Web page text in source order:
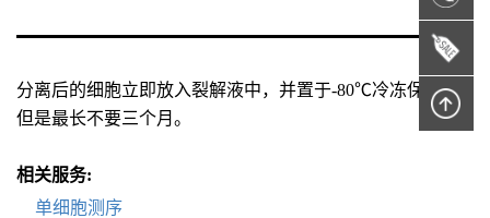
分离后的细胞立即放入裂解液中，并置于-80℃冷冻保存，
但是最长不要三个月。
相关服务:
单细胞测序